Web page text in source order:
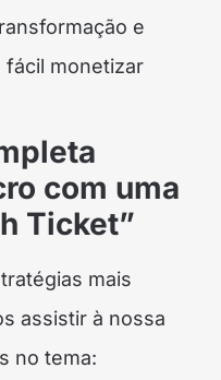
e
fácil monetizar
com uma
Ticket”
mais
assistir à nossa
no tema: